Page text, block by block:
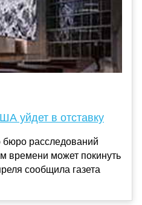
уйдет в отставку
бюро расследований
времени может покинуть
сообщила газета